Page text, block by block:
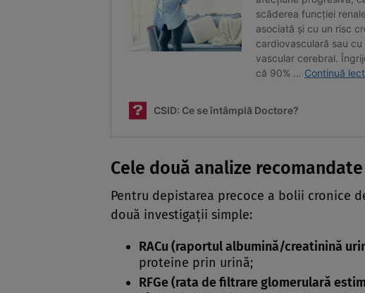
Cele două analize
Pentru depistarea precoce a bolii cronice
două investigații simple:
RACu (raportul albumină/creatinină
proteine prin urină;
RFGe (rata de filtrare glomerulară